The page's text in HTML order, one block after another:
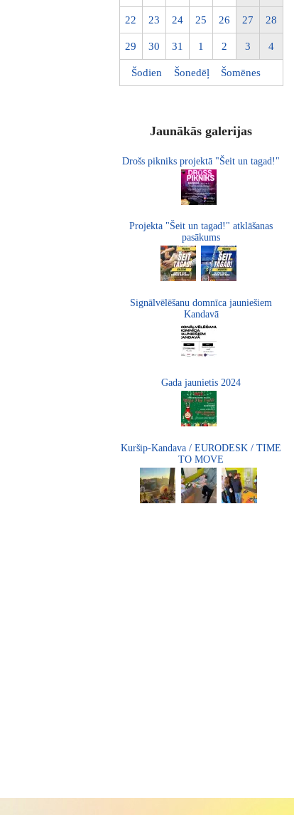
22 23 24 25 26 27 28
29 30 31 1 2 3 4
Šodien Šonedēļ Šomēnes
Jaunākās galerijas
Drošs pikniks projektā "Šeit un tagad!"
Projekta "Šeit un tagad!" atklāšanas
pasākums
Signālvēlēšanu domnīca jauniešiem
Kandavā
Gada jaunietis 2024
Kuršip-Kandava / EURODESK / TIME
TO MOVE